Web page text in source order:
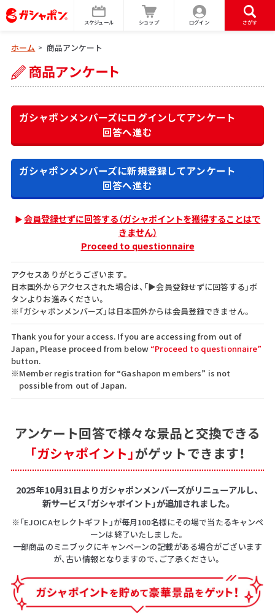
スケジュール ショップ ログイン さがす
ホーム > 商品アンケート
ガシャポンメンバーズにログインしてアンケート
回答へ進む
ガシャポンメンバーズに新規登録してアンケート
回答へ進む
会員登録せずに回答する（ガシャポイントを獲得することはで
きません）
Proceed to questionnaire
アクセスありがとうございます。
日本国外からアクセスされた場合は、「▶会員登録せずに回答する」ボ
タンよりお進みください。
※「ガシャポンメンバーズ」は日本国外からは会員登録できません。
Thank you for your access. If you are accessing from out of
Japan, Please proceed from below “Proceed to questionnaire”
button.
※Member registration for “Gashapon members” is not
possible from out of Japan.
アンケート回答で様々な景品と交換できる
「ガシャポイント」がゲットできます！
2025年10月31日よりガシャポンメンバーズがリニューアルし、
新サービス「ガシャポイント」が追加されました。
※「EJOICAセレクトギフト」が毎月100名様にその場で当たるキャンペ
ーンは終了いたしました。
一部商品のミニブックにキャンペーンの記載がある場合がございます
が、古い情報となりますので、ご了承ください。